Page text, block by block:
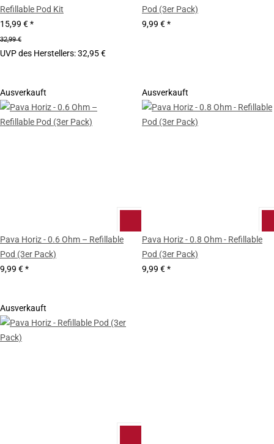
Refillable Pod Kit
15,99 €*
32,99 €
UVP des Herstellers:32,95 €
Pod (3er Pack)
9,99 €*
Ausverkauft
Pava Horiz - 0.6 Ohm – Refillable
Pod (3er Pack)
9,99 €*
Ausverkauft
Pava Horiz - 0.8 Ohm - Refillable
Pod (3er Pack)
9,99 €*
Ausverkauft